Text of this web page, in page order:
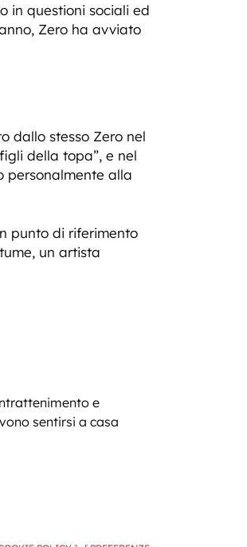
in questioni sociali ed
Zero ha avviato
dallo stesso Zero nel
della topa”, e nel
personalmente alla
punto di riferimento
un artista
e
sentirsi a casa